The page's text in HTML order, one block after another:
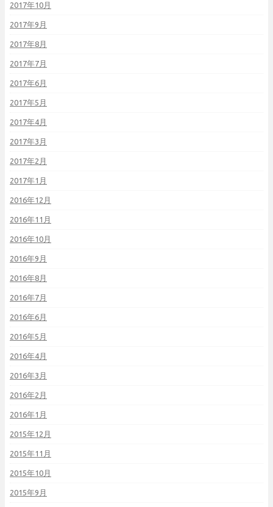
2017年10月
2017年9月
2017年8月
2017年7月
2017年6月
2017年5月
2017年4月
2017年3月
2017年2月
2017年1月
2016年12月
2016年11月
2016年10月
2016年9月
2016年8月
2016年7月
2016年6月
2016年5月
2016年4月
2016年3月
2016年2月
2016年1月
2015年12月
2015年11月
2015年10月
2015年9月